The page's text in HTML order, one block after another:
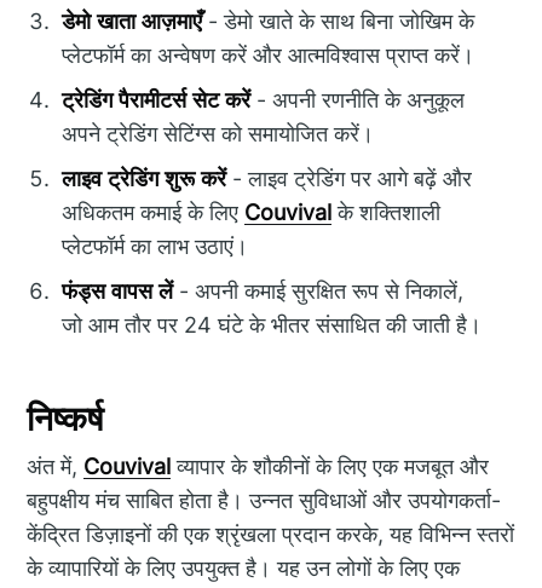
डेमो खाता आज़माएँ- डेमो खाते के साथ बिना जोखिम के
प्लेटफॉर्म का अन्वेषण करें और आत्मविश्वास प्राप्त करें।
ट्रेडिंग पैरामीटर्स सेट करें- अपनी रणनीति के अनुकूल
अपने ट्रेडिंग सेटिंग्स को समायोजित करें।
लाइव ट्रेडिंग शुरू करें- लाइव ट्रेडिंग पर आगे बढ़ें और
अधिकतम कमाई के लिए Couvivalके शक्तिशाली
प्लेटफॉर्म का लाभ उठाएं।
फंड्स वापस लें- अपनी कमाई सुरक्षित रूप से निकालें,
जो आम तौर पर 24 घंटे के भीतर संसाधित की जाती है।
निष्कर्ष
अंत में, Couvivalव्यापार के शौकीनों के लिए एक मजबूत और
बहुपक्षीय मंच साबित होता है। उन्नत सुविधाओं और उपयोगकर्ता-
केंद्रित डिज़ाइनों की एक श्रृंखला प्रदान करके, यह विभिन्न स्तरों
के व्यापारियों के लिए उपयुक्त है। यह उन लोगों के लिए एक